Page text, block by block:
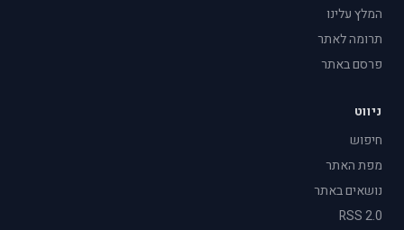
המלץ עלינו
תרומה לאתר
פרסם באתר
ניווט
חיפוש
מפת האתר
נושאים באתר
RSS 2.0